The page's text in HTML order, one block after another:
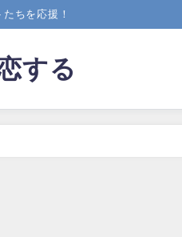
ちを応援！
する